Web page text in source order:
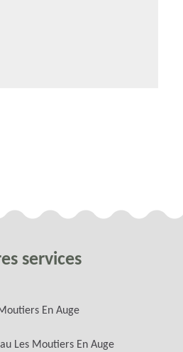
services
En Auge
Les Moutiers En Auge